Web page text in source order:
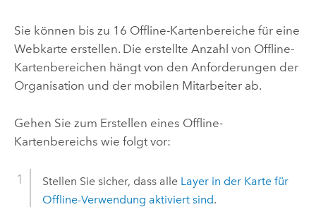
Sie können bis zu 16 Offline-Kartenbereiche für eine
Webkarte erstellen. Die erstellte Anzahl von Offline-
Kartenbereichen hängt von den Anforderungen der
Organisation und der mobilen Mitarbeiter ab.
Gehen Sie zum Erstellen eines Offline-
Kartenbereichs wie folgt vor:
Stellen Sie sicher, dass alle Layer in der Karte für
Offline-Verwendung aktiviert sind.